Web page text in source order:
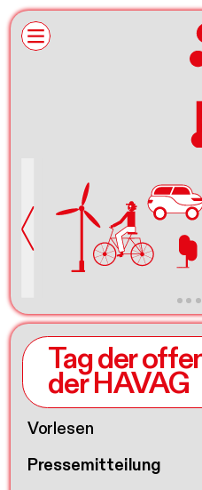
Tag der
der HAVAG
Vorlesen
Pressemitteilung